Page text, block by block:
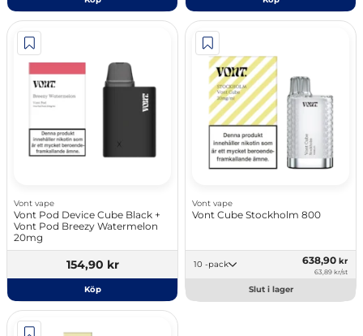
Vont vape
Vont Pod Device Cube Black +
Vont Pod Breezy Watermelon
20mg
154,90 kr
Köp
Vont vape
Vont Cube Stockholm 800
10 -pack 638,90 kr
63,89 kr/st
Slut i lager